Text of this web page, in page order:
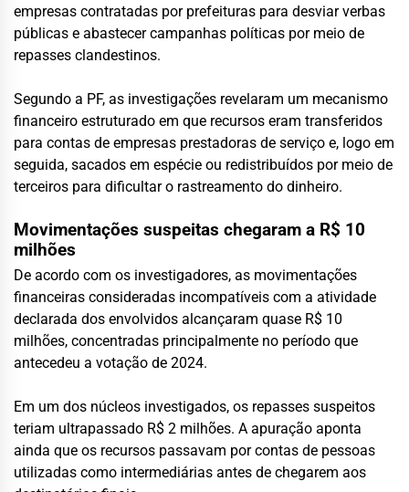
empresas contratadas por prefeituras para desviar verbas
públicas e abastecer campanhas políticas por meio de
repasses clandestinos.
Segundo a PF, as investigações revelaram um mecanismo
financeiro estruturado em que recursos eram transferidos
para contas de empresas prestadoras de serviço e, logo em
seguida, sacados em espécie ou redistribuídos por meio de
terceiros para dificultar o rastreamento do dinheiro.
Movimentações suspeitas chegaram a R$ 10
milhões
De acordo com os investigadores, as movimentações
financeiras consideradas incompatíveis com a atividade
declarada dos envolvidos alcançaram quase R$ 10
milhões, concentradas principalmente no período que
antecedeu a votação de 2024.
Em um dos núcleos investigados, os repasses suspeitos
teriam ultrapassado R$ 2 milhões. A apuração aponta
ainda que os recursos passavam por contas de pessoas
utilizadas como intermediárias antes de chegarem aos